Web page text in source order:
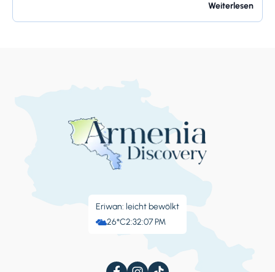
Weiterlesen
Eriwan: leicht bewölkt
26°C2:32:08 PM